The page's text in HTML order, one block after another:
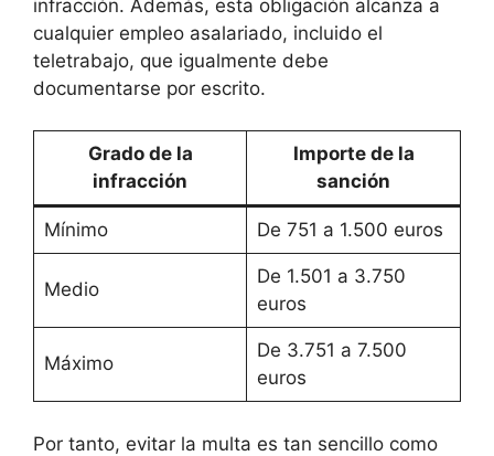
infracción. Además, esta obligación alcanza a
cualquier empleo asalariado, incluido el
teletrabajo, que igualmente debe
documentarse por escrito.
Grado de la
infracción
Importe de la
sanción
Mínimo De 751 a 1.500 euros
Medio
De 1.501 a 3.750
euros
Máximo
De 3.751 a 7.500
euros
Por tanto, evitar la multa es tan sencillo como